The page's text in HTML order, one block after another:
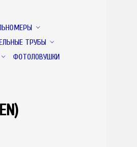
ТРУБЫ
ФОТОЛОВУШКИ